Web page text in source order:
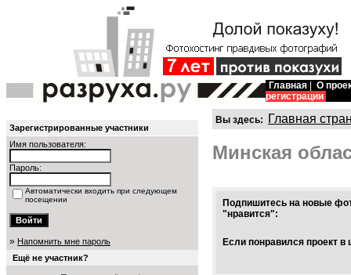
Главная
О
регистрации
Зарегистрированные участники
Имя пользователя:
Пароль:
Автоматически входить при следующем
посещении
» Напомнить мне пароль
Ещё не участник?
Вы здесь: Главная
Минская
Подпишитесь на новые
"нравится":
Если понравился проект